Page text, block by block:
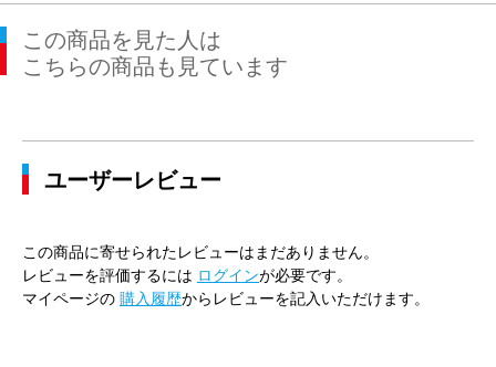
この商品を見た人は
こちらの商品も見ています
ユーザーレビュー
この商品に寄せられたレビューはまだありません。
レビューを評価するには ログインが必要です。
マイページの 購入履歴からレビューを記入いただけます。